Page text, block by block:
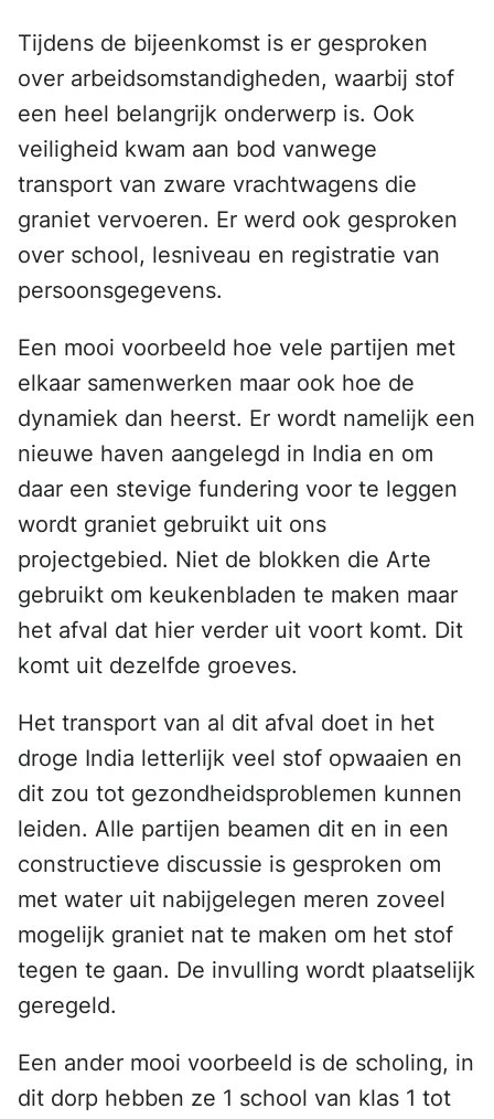
Tijdens de bijeenkomst is er gesproken
over arbeidsomstandigheden, waarbij stof
een heel belangrijk onderwerp is. Ook
veiligheid kwam aan bod vanwege
transport van zware vrachtwagens die
graniet vervoeren. Er werd ook gesproken
over school, lesniveau en registratie van
persoonsgegevens.
Een mooi voorbeeld hoe vele partijen met
elkaar samenwerken maar ook hoe de
dynamiek dan heerst. Er wordt namelijk een
nieuwe haven aangelegd in India en om
daar een stevige fundering voor te leggen
wordt graniet gebruikt uit ons
projectgebied. Niet de blokken die Arte
gebruikt om keukenbladen te maken maar
het afval dat hier verder uit voort komt. Dit
komt uit dezelfde groeves.
Het transport van al dit afval doet in het
droge India letterlijk veel stof opwaaien en
dit zou tot gezondheidsproblemen kunnen
leiden. Alle partijen beamen dit en in een
constructieve discussie is gesproken om
met water uit nabijgelegen meren zoveel
mogelijk graniet nat te maken om het stof
tegen te gaan. De invulling wordt plaatselijk
geregeld.
Een ander mooi voorbeeld is de scholing, in
dit dorp hebben ze 1 school van klas 1 tot